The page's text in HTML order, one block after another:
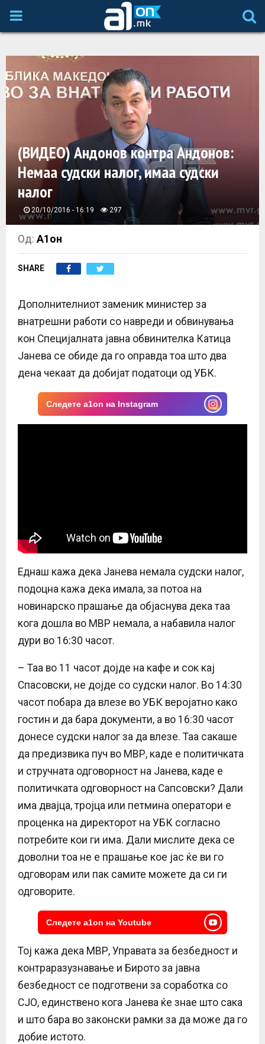
P
I
A
R
M
E
N
U
(ВИДЕО) Андонов контра Андонов:
Немаа судски налог, имаа судски
налог
20/10/2016 - 16:19 297
Од:А1он
SHARE
Дополнителниот заменик министер за
внатрешни работи со навреди и обвинувања
кон Специјалната јавна обвинителка Катица
Јанева се обиде да го оправда тоа што два
дена чекаат да добијат податоци од УБК.
Следете a1on на Instagram
Еднаш кажа дека Јанева немала судски налог,
подоцна кажа дека имала, за потоа на
новинарско прашање да објаснува дека таа
кога дошла во МВР немала, а набавила налог
дури во 16:30 часот.
– Таа во 11 часот дојде на кафе и сок кај
Спасовски, не дојде со судски налог. Во 14:30
часот побара да влезе во УБК веројатно како
гостин и да бара документи, а во 16:30 часот
донесе судски налог за да влезе. Таа сакаше
да предизвика пуч во МВР, каде е политичката
и стручната одговорност на Јанева, каде е
политичката одговорност на Сапсовски? Дали
има двајца, тројца или петмина оператори е
проценка на директорот на УБК согласно
потребите кои ги има. Дали мислите дека се
доволни тоа не е прашање кое јас ќе ви го
одговорам или пак самите можете да си ги
одговорите.
Следете a1on на Youtube
Тој кажа дека МВР, Управата за безбедност и
контраразузнавање и Бирото за јавна
безбедност се подготвени за соработка со
СЈО, единствено кога Јанева ќе знае што сака
и што бара во законски рамки за да може да го
добие истото.